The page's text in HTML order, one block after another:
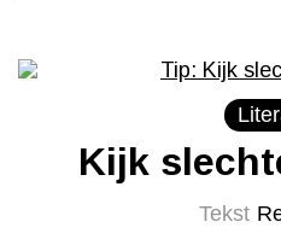
Kijk
Tekst